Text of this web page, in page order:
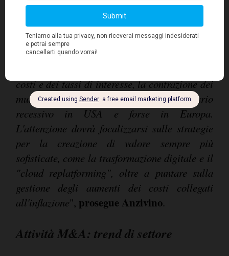
Il Private Equity non è comunque immune alla
volatilità del mercato ed alla crescente
incertezza. "Le società di Private Equity
costi e dei tassi di interesse, la contrazione dei
multipli sul mercato ed un potenziale scenario
recessivo in USA e forse in Europa.
L'attenzione dovrà focalizzarsi sulle strategie
per la creazione di valore sempre più
sofisticate, come la trasformazione digitale e il
"cloud replatforming", oltre a puntare sulla
gestione degli aumenti dei costi collegati
all'inflazione", prosegue Anzivino.
Attività M&A: trend di settore